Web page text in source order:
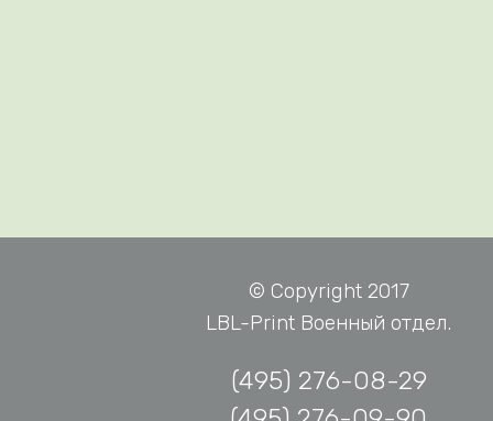
© Copyright 2017
LBL-Print Военный отдел.
(495) 276-08-29